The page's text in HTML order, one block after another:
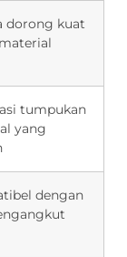
dorong kuat
tumpukan
yang
dengan